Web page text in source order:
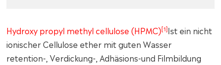
Hydroxy propyl methyl cellulose (HPMC)[1]Ist ein nicht
ionischer Cellulose ether mit guten Wasser
retention-, Verdickung-, Adhäsions-und Filmbildung